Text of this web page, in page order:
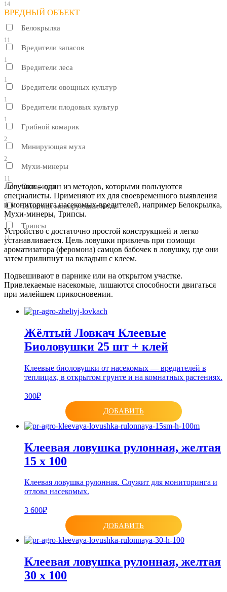
14
ВРЕДНЫЙ ОБЪЕКТ
Белокрылка
11
Вредители запасов
1
Вредители леса
1
Вредители овощных культур
1
Вредители плодовых культур
1
Грибной комарик
2
Минирующая муха
2
Мухи-минеры
11
Сциариды
2
Томатная минирующая моль
1
Трипсы
11
Ловушки – один из методов, которыми пользуются
специалисты. Применяют их для своевременного выявления
и мониторинга насекомых-вредителей, например Белокрылка,
Мухи-минеры, Трипсы.
Устройство с достаточно простой конструкцией и легко
устанавливается. Цель ловушки привлечь при помощи
ароматизатора (феромона) самцов бабочек в ловушку, где они
затем прилипнут на вкладыш с клеем.
Подвешивают в парнике или на открытом участке.
Привлекаемые насекомые, лишаются способности двигаться
при малейшем прикосновении.
Жёлтый Ловкач Клеевые
Биоловушки 25 шт + клей
Клеевые биоловушки от насекомых — вредителей в
теплицах, в открытом грунте и на комнатных растениях.
300₽
ДОБАВИТЬ
Клеевая ловушка рулонная, желтая
15 x 100
Клеевая ловушка рулонная. Служит для мониторинга и
отлова насекомых.
3 600₽
ДОБАВИТЬ
Клеевая ловушка рулонная, желтая
30 х 100